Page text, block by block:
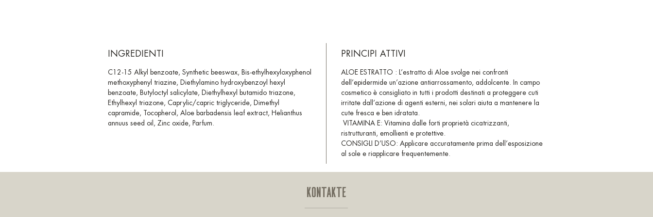
INGREDIENTI
C12-15 Alkyl benzoate, Synthetic beeswax, Bis-ethylhexyloxyphenol
methoxyphenyl triazine, Diethylamino hydroxybenzoyl hexyl
benzoate, Butyloctyl salicylate, Diethylhexyl butamido triazone,
Ethylhexyl triazone, Caprylic/capric triglyceride, Dimethyl
capramide, Tocopherol, Aloe barbadensis leaf extract, Helianthus
annuus seed oil, Zinc oxide, Parfum.
PRINCIPI ATTIVI
ALOE ESTRATTO : L’estratto di Aloe svolge nei confronti
dell’epidermide un’azione antiarrossamento, addolcente. In campo
cosmetico è consigliato in tutti i prodotti destinati a proteggere cuti
irritate dall’azione di agenti esterni, nei solari aiuta a mantenere la
cute fresca e ben idratata.
VITAMINA E: Vitamina dalle forti proprietà cicatrizzanti,
ristrutturanti, emollienti e protettive.
CONSIGLI D’USO: Applicare accuratamente prima dell’esposizione
al sole e riapplicare frequentemente.
KONTAKTE